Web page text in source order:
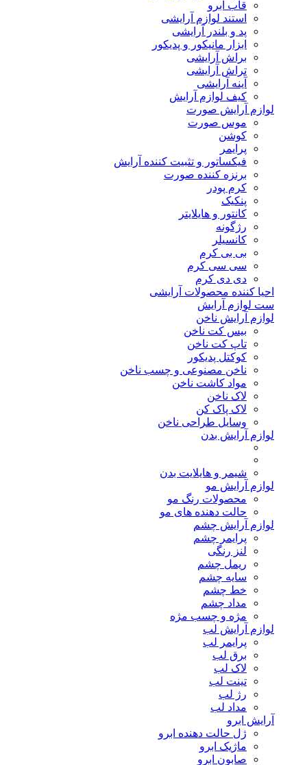
قاب ابرو
استند لوازم آرایشی
پد و بلندر آرایشی
ابزار مانیکور و پدیکور
براش آرایشی
تراش آرایشی
آینه آرایشی
کیف لوازم آرایش
لوازم آرایش صورت
موس صورت
کوشن
پرایمر
فیکساتور و تثبیت کننده آرایش
برنزه کننده صورت
کرم پودر
پنکیک
کانتور و هایلایتر
رژگونه
کانسیلر
بی بی کرم
سی سی کرم
دی دی کرم
احیا کننده محصولات آرایشی
ست لوازم آرایش
لوازم آرایش ناخن
بیس کت ناخن
تاپ کت ناخن
کوکتل پدیکور
ناخن مصنوعی و چسب ناخن
مواد کاشت ناخن
لاک ناخن
لاک پاک کن
وسایل طراحی ناخن
لوازم آرایش بدن
شیمر و هایلایت بدن
لوازم آرایش مو
محصولات رنگ مو
حالت دهنده های مو
لوازم آرایش چشم
پرایمر چشم
لنز رنگی
ریمل چشم
سایه چشم
خط چشم
مداد چشم
مژه و چسب مژه
لوازم آرایش لب
پرایمر لب
برق لب
لاک لب
تینت لب
رژ لب
مداد لب
آرایش ابرو
ژل حالت دهنده ابرو
ماژیک ابرو
صابون ابرو